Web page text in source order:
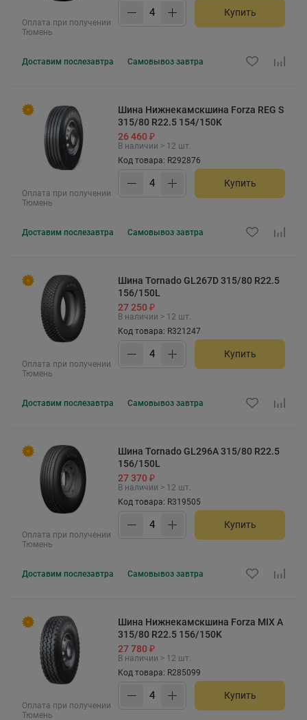
Оплата при получении
Тюмень
Купить
Доставим послезавтра Самовывоз завтра
Оплата при получении
Тюмень
Шина Нижнекамскшина Forza REG S
315/80 R22.5 154/150K
26 460 ₽
В наличии > 12 шт.
Код товара: R292876
Купить
Доставим послезавтра Самовывоз завтра
Оплата при получении
Тюмень
Шина Tornado GL267D 315/80 R22.5
156/150L
27 250 ₽
В наличии > 12 шт.
Код товара: R321247
Купить
Доставим послезавтра Самовывоз завтра
Оплата при получении
Тюмень
Шина Tornado GL296A 315/80 R22.5
156/150L
27 370 ₽
В наличии > 12 шт.
Код товара: R319505
Купить
Доставим послезавтра Самовывоз завтра
Оплата при получении
Тюмень
Шина Нижнекамскшина Forza MIX A
315/80 R22.5 156/150K
27 780 ₽
В наличии > 12 шт.
Код товара: R285099
Купить